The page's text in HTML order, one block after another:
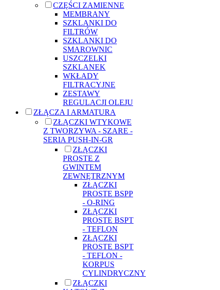
CZĘŚCI ZAMIENNE
MEMBRANY
SZKLANKI DO
FILTRÓW
SZKLANKI DO
SMAROWNIC
USZCZELKI
SZKLANEK
WKŁADY
FILTRACYJNE
ZESTAWY
REGULACJI OLEJU
ZŁĄCZA I ARMATURA
ZŁĄCZKI WTYKOWE
Z TWORZYWA - SZARE -
SERIA PUSH-IN-GR
ZŁĄCZKI
PROSTE Z
GWINTEM
ZEWNĘTRZNYM
ZŁĄCZKI
PROSTE BSPP
- O-RING
ZŁĄCZKI
PROSTE BSPT
- TEFLON
ZŁĄCZKI
PROSTE BSPT
- TEFLON -
KORPUS
CYLINDRYCZNY
ZŁĄCZKI